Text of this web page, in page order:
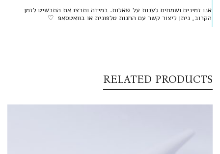
אנו זמינים ושמחים לענות על שאלות. במידה ותרצו את התכשיט לזמן
הקרוב, ניתן ליצור קשר עם החנות טלפונית או בוואטסאפ ♡
RELATED PRODUCTS